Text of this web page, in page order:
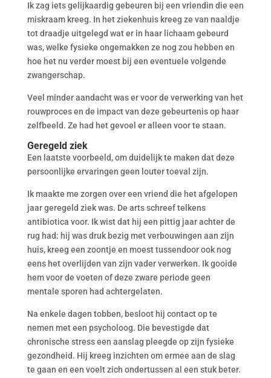
Ik zag iets gelijkaardig gebeuren bij een vriendin die een
miskraam kreeg. In het ziekenhuis kreeg ze van naaldje
tot draadje uitgelegd wat er in haar lichaam gebeurd
was, welke fysieke ongemakken ze nog zou hebben en
hoe het nu verder moest bij een eventuele volgende
zwangerschap.
Veel minder aandacht was er voor de verwerking van het
rouwproces en de impact van deze gebeurtenis op haar
zelfbeeld. Ze had het gevoel er alleen voor te staan.
Geregeld ziek
Een laatste voorbeeld, om duidelijk te maken dat deze
persoonlijke ervaringen geen louter toeval zijn.
Ik maakte me zorgen over een vriend die het afgelopen
jaar geregeld ziek was. De arts schreef telkens
antibiotica voor. Ik wist dat hij een pittig jaar achter de
rug had: hij was druk bezig met verbouwingen aan zijn
huis, kreeg een zoontje en moest tussendoor ook nog
eens het overlijden van zijn vader verwerken. Ik gooide
hem voor de voeten of deze zware periode geen
mentale sporen had achtergelaten.
Na enkele dagen tobben, besloot hij contact op te
nemen met een psycholoog. Die bevestigde dat
chronische stress een aanslag pleegde op zijn fysieke
gezondheid. Hij kreeg inzichten om ermee aan de slag
te gaan en een voelt zich ondertussen al een stuk beter.